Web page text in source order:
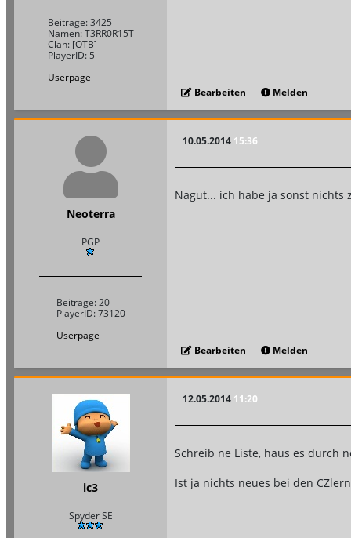
Beiträge: 3425
Namen: T3RR0R15T
Clan: [OTB]
PlayerID: 5
Userpage
Bearbeiten Melden
Neoterra
PGP
Beiträge: 20
PlayerID: 73120
Userpage
10.05.2014 15:36
Nagut... ich habe ja sonst nichts
Bearbeiten Melden
ic3
Spyder SE
12.05.2014 11:20
Schreib ne Liste, haus es durch
Ist ja nichts neues bei den